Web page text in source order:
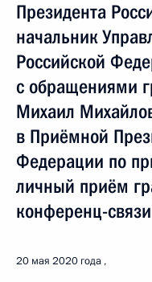
Президента
начальник
Российской
с обращениями
Михаил
в Приёмной
Федерации по
личный приём
конференц-связи
20 мая 2020 года